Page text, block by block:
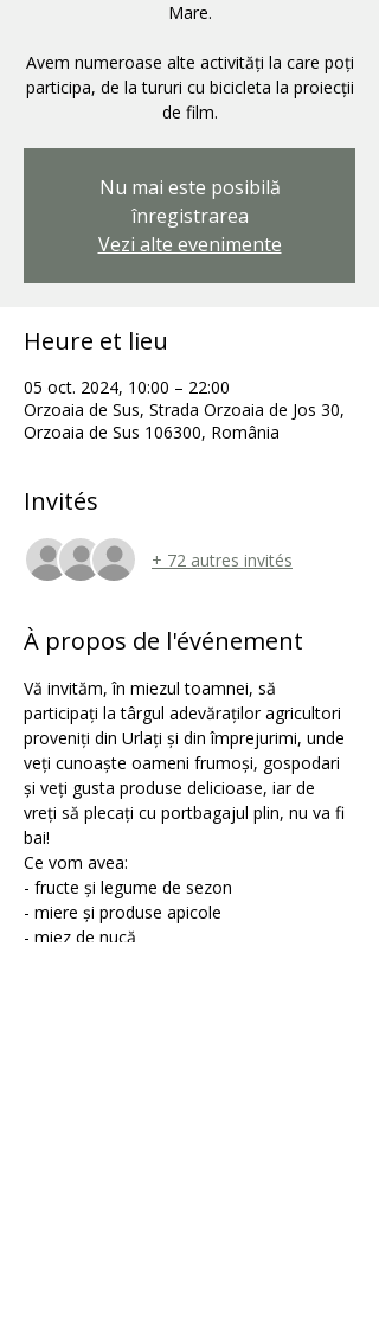
Mare.
Avem numeroase alte activități la care poți
participa, de la tururi cu bicicleta la proiecții
de film.
Nu mai este posibilă
înregistrarea
Vezi alte evenimente
Heure et lieu
05 oct. 2024, 10:00 – 22:00
Orzoaia de Sus, Strada Orzoaia de Jos 30,
Orzoaia de Sus 106300, România
Invités
+ 72 autres invités
À propos de l'événement
Vă invităm, în miezul toamnei, să
participați la târgul adevăraților agricultori
proveniți din Urlați și din împrejurimi, unde
veți cunoaște oameni frumoși, gospodari
și veți gusta produse delicioase, iar de
vreți să plecați cu portbagajul plin, nu va fi
bai!
Ce vom avea:
- fructe și legume de sezon
- miere și produse apicole
- miez de nucă